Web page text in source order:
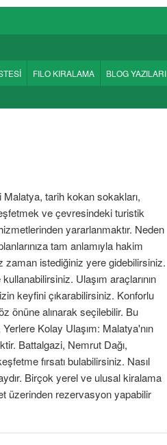
FILO KIRALAMA BLOG YAZILARI
tarih kokan sokakları,
ve çevresindeki turistik
yararlanmaktır. Neden
tam anlamıyla hakim
zaman istediğiniz yere gidebilirsiniz.
Ulaşım araçlarının
keyfini çıkarabilirsiniz. Konforlu
önüne alınarak seçilebilir. Bu
Kolay Ulaşım: Malatya'nın
Battalgazi, Nemrut Dağı,
fırsatı bulabilirsiniz. Nasıl
Birçok yerel ve ulusal kiralama
üzerinden rezervasyon yapabilir